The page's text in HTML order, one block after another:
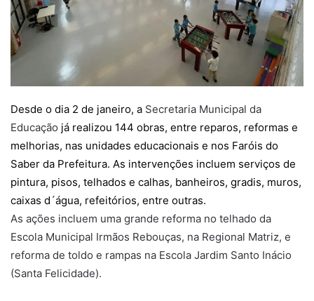
Desde o dia 2 de janeiro, a Secretaria Municipal da
Educação já realizou 144 obras, entre reparos, reformas e
melhorias, nas unidades educacionais e nos Faróis do
Saber da Prefeitura. As intervenções incluem serviços de
pintura, pisos, telhados e calhas, banheiros, gradis, muros,
caixas d´água, refeitórios, entre outras.
As ações incluem uma grande reforma no telhado da
Escola Municipal Irmãos Rebouças, na Regional Matriz, e
reforma de toldo e rampas na Escola Jardim Santo Inácio
(Santa Felicidade).